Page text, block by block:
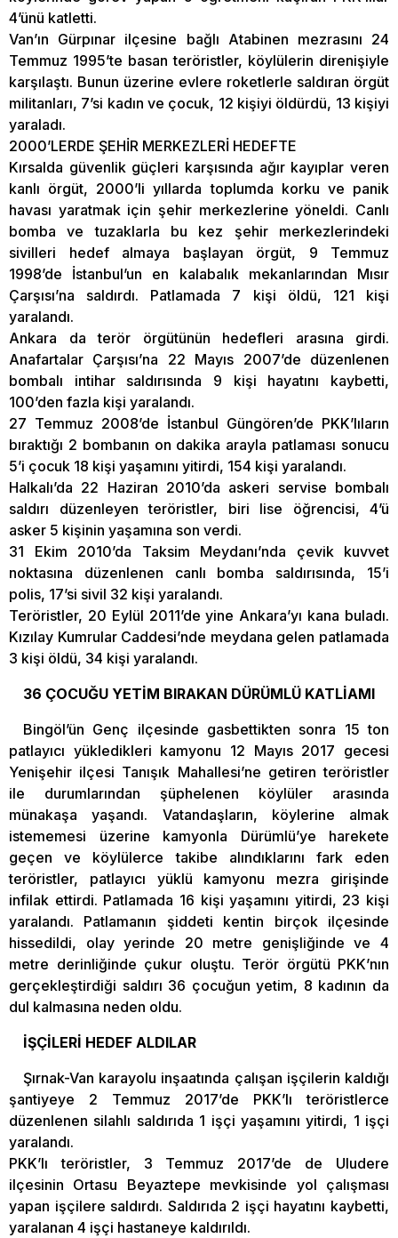
4’ünü katletti.
Van’ın Gürpınar ilçesine bağlı Atabinen mezrasını 24
Temmuz 1995’te basan teröristler, köylülerin direnişiyle
karşılaştı. Bunun üzerine evlere roketlerle saldıran örgüt
militanları, 7’si kadın ve çocuk, 12 kişiyi öldürdü, 13 kişiyi
yaraladı.
2000’LERDE ŞEHİR MERKEZLERİ HEDEFTE
Kırsalda güvenlik güçleri karşısında ağır kayıplar veren
kanlı örgüt, 2000’li yıllarda toplumda korku ve panik
havası yaratmak için şehir merkezlerine yöneldi. Canlı
bomba ve tuzaklarla bu kez şehir merkezlerindeki
sivilleri hedef almaya başlayan örgüt, 9 Temmuz
1998’de İstanbul’un en kalabalık mekanlarından Mısır
Çarşısı’na saldırdı. Patlamada 7 kişi öldü, 121 kişi
yaralandı.
Ankara da terör örgütünün hedefleri arasına girdi.
Anafartalar Çarşısı’na 22 Mayıs 2007’de düzenlenen
bombalı intihar saldırısında 9 kişi hayatını kaybetti,
100’den fazla kişi yaralandı.
27 Temmuz 2008’de İstanbul Güngören’de PKK’lıların
bıraktığı 2 bombanın on dakika arayla patlaması sonucu
5’i çocuk 18 kişi yaşamını yitirdi, 154 kişi yaralandı.
Halkalı’da 22 Haziran 2010’da askeri servise bombalı
saldırı düzenleyen teröristler, biri lise öğrencisi, 4’ü
asker 5 kişinin yaşamına son verdi.
31 Ekim 2010’da Taksim Meydanı’nda çevik kuvvet
noktasına düzenlenen canlı bomba saldırısında, 15’i
polis, 17’si sivil 32 kişi yaralandı.
Teröristler, 20 Eylül 2011’de yine Ankara’yı kana buladı.
Kızılay Kumrular Caddesi’nde meydana gelen patlamada
3 kişi öldü, 34 kişi yaralandı.
36 ÇOCUĞU YETİM BIRAKAN DÜRÜMLÜ KATLİAMI
Bingöl’ün Genç ilçesinde gasbettikten sonra 15 ton
patlayıcı yükledikleri kamyonu 12 Mayıs 2017 gecesi
Yenişehir ilçesi Tanışık Mahallesi’ne getiren teröristler
ile durumlarından şüphelenen köylüler arasında
münakaşa yaşandı. Vatandaşların, köylerine almak
istememesi üzerine kamyonla Dürümlü’ye harekete
geçen ve köylülerce takibe alındıklarını fark eden
teröristler, patlayıcı yüklü kamyonu mezra girişinde
infilak ettirdi. Patlamada 16 kişi yaşamını yitirdi, 23 kişi
yaralandı. Patlamanın şiddeti kentin birçok ilçesinde
hissedildi, olay yerinde 20 metre genişliğinde ve 4
metre derinliğinde çukur oluştu. Terör örgütü PKK’nın
gerçekleştirdiği saldırı 36 çocuğun yetim, 8 kadının da
dul kalmasına neden oldu.
İŞÇİLERİ HEDEF ALDILAR
Şırnak-Van karayolu inşaatında çalışan işçilerin kaldığı
şantiyeye 2 Temmuz 2017’de PKK’lı teröristlerce
düzenlenen silahlı saldırıda 1 işçi yaşamını yitirdi, 1 işçi
yaralandı.
PKK’lı teröristler, 3 Temmuz 2017’de de Uludere
ilçesinin Ortasu Beyaztepe mevkisinde yol çalışması
yapan işçilere saldırdı. Saldırıda 2 işçi hayatını kaybetti,
yaralanan 4 işçi hastaneye kaldırıldı.